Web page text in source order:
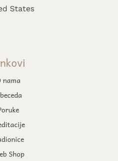
States
nama
Shop